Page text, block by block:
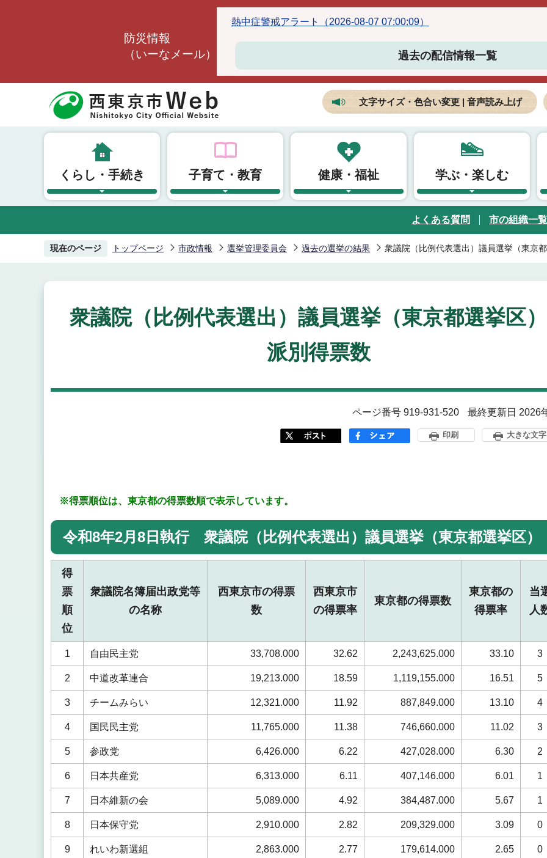
防災情報
（いーなメール）
熱中症警戒アラート（2026-08-07 07:00:09）
過去の配信情報一覧
文字サイズ・色合い変更 | 音声読み上げ
くらし・手続き 子育て・教育 健康・福祉 学ぶ・楽しむ
よくある質問 市の組織一覧
現在のページ トップページ 市政情報 選挙管理委員会 過去の選挙の結果 衆議院（比例代表選出）議員選挙（東京
衆議院（比例代表選出）議員選挙（東京都選挙区
派別得票数
ページ番号 919-931-520 最終更新日 2026
印刷 大きな文
※得票順位は、東京都の得票数順で表示しています。
令和8年2月8日執行 衆議院（比例代表選出）議員選挙（東京都選挙区）
得
票
順
位
衆議院名簿届出政党等
の名称
西東京市の得票
数
西東京市
の得票率
東京都の得票数
東京都の
得票率
当
人
1 自由民主党 33,708.000 32.62 2,243,625.000 33.10 3
2 中道改革連合 19,213.000 18.59 1,119,155.000 16.51 5
3 チームみらい 12,321.000 11.92 887,849.000 13.10 4
4 国民民主党 11,765.000 11.38 746,660.000 11.02 3
5 参政党 6,426.000 6.22 427,028.000 6.30 2
6 日本共産党 6,313.000 6.11 407,146.000 6.01 1
7 日本維新の会 5,089.000 4.92 384,487.000 5.67 1
8 日本保守党 2,910.000 2.82 209,329.000 3.09 0
9 れいわ新選組 2,863.000 2.77 179,614.000 2.65 0